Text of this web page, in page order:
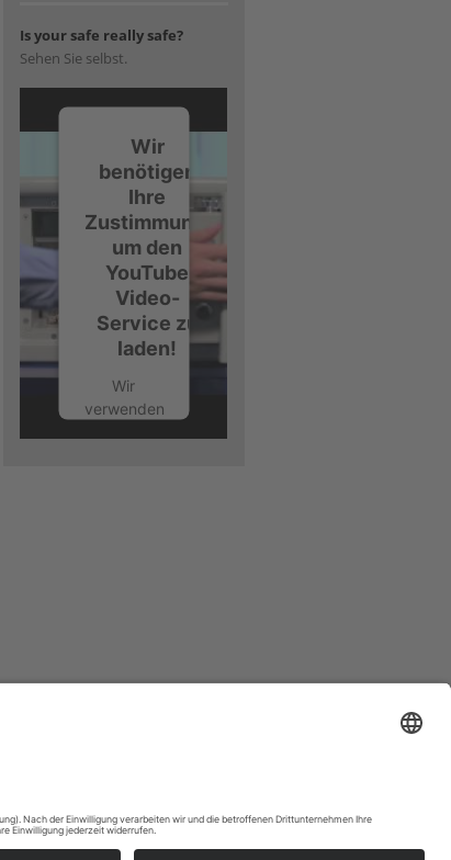
Is your safe really safe?
Sehen Sie selbst.
Wir
benötigen
Ihre
Zustimmung,
um den
YouTube
Video-
Service zu
laden!
Wir
verwenden
Ihren
durch und
stimmen